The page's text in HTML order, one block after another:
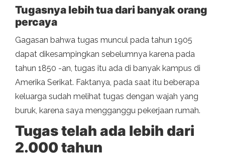
Tugasnya lebih tua dari banyak orang
percaya
Gagasan bahwa tugas muncul pada tahun 1905
dapat dikesampingkan sebelumnya karena pada
tahun 1850 -an, tugas itu ada di banyak kampus di
Amerika Serikat. Faktanya, pada saat itu beberapa
keluarga sudah melihat tugas dengan wajah yang
buruk, karena saya mengganggu pekerjaan rumah.
Tugas telah ada lebih dari
2.000 tahun